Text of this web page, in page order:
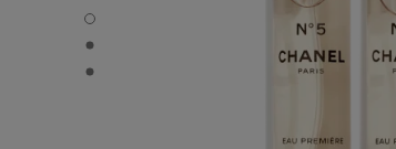
N°5 EAU PREMIÈRE - Immagine predefinita
N°5 EAU PREMIÈRE - Vista alternativa 1
N°5 EAU PREMIÈRE - Vista alternativa 2